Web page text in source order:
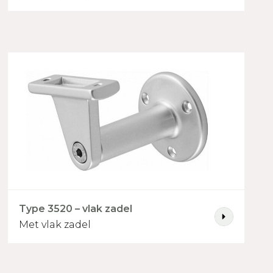
Type 3520 – vlak zadel
Met vlak zadel
3525 - vlak zadel
3551 - vlak zadel